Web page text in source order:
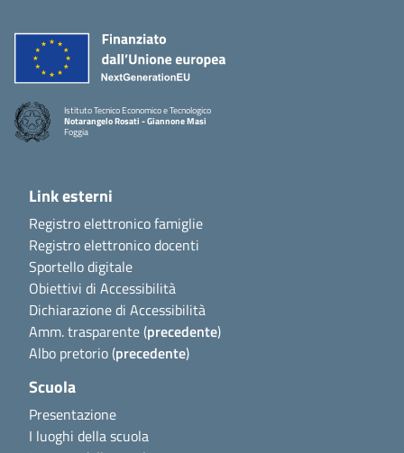
Istituto Tecnico Economico e Tecnologico
Notarangelo Rosati - Giannone Masi
Foggia
Link esterni
Registro elettronico famiglie
Registro elettronico docenti
Sportello digitale
Obiettivi di Accessibilità
Dichiarazione di Accessibilità
Amm. trasparente (precedente)
Albo pretorio (precedente)
Scuola
Presentazione
I luoghi della scuola